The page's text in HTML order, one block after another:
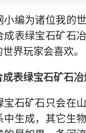
小编为诸位我的
成表绿宝石矿石
界玩家会喜欢。
表绿宝石矿石
宝石矿石只会在
中生成，其它生